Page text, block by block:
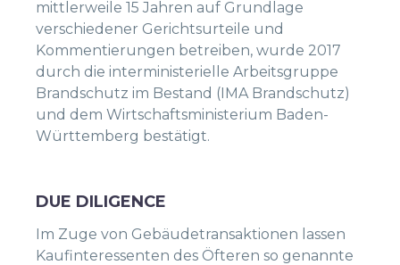
mittlerweile 15 Jahren auf Grundlage
verschiedener Gerichtsurteile und
Kommentierungen betreiben, wurde 2017
durch die interministerielle Arbeitsgruppe
Brandschutz im Bestand (IMA Brandschutz)
und dem Wirtschaftsministerium Baden-
Württemberg bestätigt.
DUE DILIGENCE
Im Zuge von Gebäudetransaktionen lassen
Kaufinteressenten des Öfteren so genannte